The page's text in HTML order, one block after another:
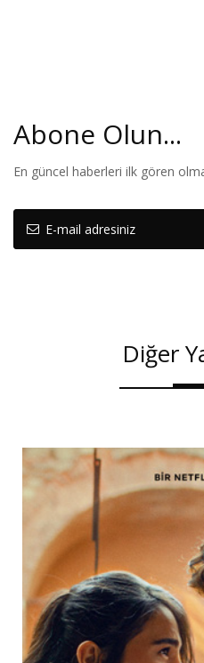
hiçbir şey olmaz Sertab”
kırılma yaşar ve “Benden
göstereceğine dair
Sertab’ın aşk, kalp
başarısızlık dolu
başlatır.
Abone Olun...
En güncel haberleri ilk gören
Diğer